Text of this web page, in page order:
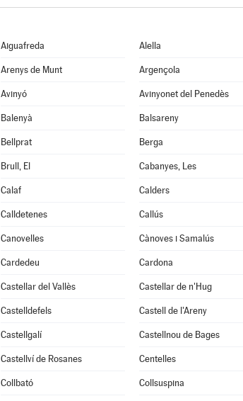
Aiguafreda Alella
Arenys de Munt Argençola
Avinyó Avinyonet del Penedès
Balenyà Balsareny
Bellprat Berga
Brull, El Cabanyes, Les
Calaf Calders
Calldetenes Callús
Canovelles Cànoves i Samalús
Cardedeu Cardona
Castellar del Vallès Castellar de n'Hug
Castelldefels Castell de l'Areny
Castellgalí Castellnou de Bages
Castellví de Rosanes Centelles
Collbató Collsuspina